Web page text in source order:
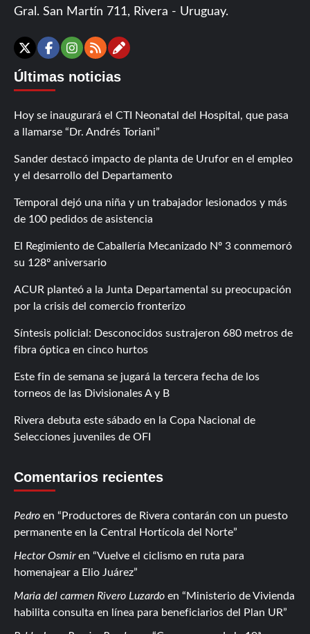
Gral. San Martín 711, Rivera - Uruguay.
X Facebook
Instagram
RSSContáctanos
Últimas noticias
Hoy se inaugurará el CTI Neonatal del Hospital, que pasa
a llamarse “Dr. Andrés Toriani”
Sander destacó impacto de planta de Urufor en el empleo
y el desarrollo del Departamento
Temporal dejó una niña y un trabajador lesionados y más
de 100 pedidos de asistencia
El Regimiento de Caballería Mecanizado Nº 3 conmemoró
su 128º aniversario
ACUR planteó a la Junta Departamental su preocupación
por la crisis del comercio fronterizo
Síntesis policial: Desconocidos sustrajeron 680 metros de
fibra óptica en cinco hurtos
Este fin de semana se jugará la tercera fecha de los
torneos de las Divisionales A y B
Rivera debuta este sábado en la Copa Nacional de
Selecciones juveniles de OFI
Comentarios recientes
Pedro en
Productores de Rivera contarán con un puesto
permanente en la Central Hortícola del Norte
Hector Osmiren
Vuelve el ciclismo en ruta para
homenajear a Elio Juárez
Maria del carmen Rivero Luzardo en
Ministerio de Vivienda
habilita consulta en línea para beneficiarios del Plan UR